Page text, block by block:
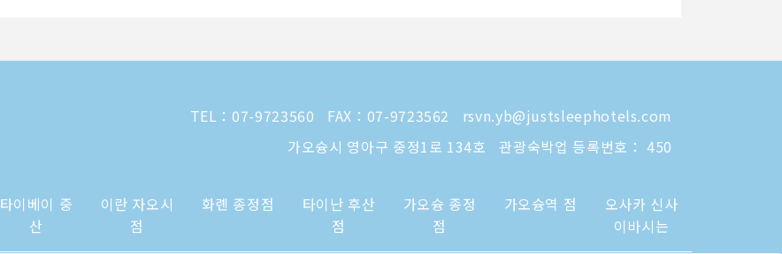
TEL： 07-9723560 FAX：07-9723562
rsvn.yb@justsleephotels.com
가오슝시 영아구 중정1로 134호
관광숙박업 등록번호： 450
타이베이 중
산
이란 자오시
점
화롄 종정점
타이난 후산
점
가오슝 종정
점
가오슝역 점
오사카 신사
이바시는